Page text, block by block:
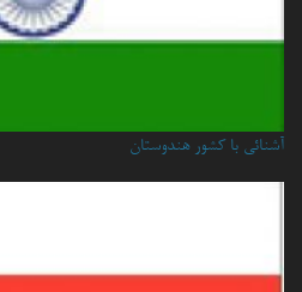
آشنائی با کشور هندوستان